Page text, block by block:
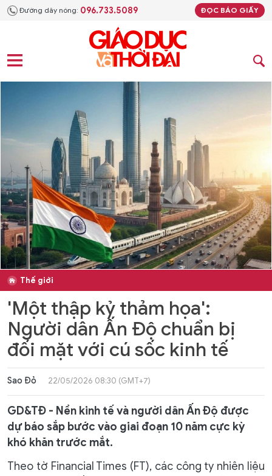
Đường dây nóng: 096.733.5089 ĐỌC BÁO GIẤY
Thế giới
'Một thập kỷ thảm họa':
Người dân Ấn Độ chuẩn bị
đối mặt với cú sốc kinh tế
Sao Đỏ 22/05/2026 08:30 (GMT+7)
GD&TĐ - Nền kinh tế và người dân Ấn Độ được
dự báo sắp bước vào giai đoạn 10 năm cực kỳ
khó khăn trước mắt.
Theo tờ Financial Times (FT), các công ty nhiên liệu